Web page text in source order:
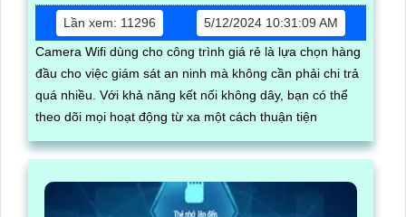
Lần xem: 11296
5/12/2024 10:31:09 AM
Camera Wifi dùng cho công trình giá rẻ là lựa chọn hàng
đầu cho việc giám sát an ninh mà không cần phải chi trả
quá nhiều. Với khả năng kết nối không dây, bạn có thể
theo dõi mọi hoạt động từ xa một cách thuận tiện